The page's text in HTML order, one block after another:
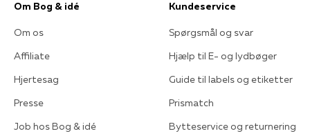
Om Bog & idé
Om os
Affiliate
Hjertesag
Presse
Job hos Bog & idé
Kundeservice
Spørgsmål og svar
Hjælp til E- og lydbøger
Guide til labels og etiketter
Prismatch
Bytteservice og returnering